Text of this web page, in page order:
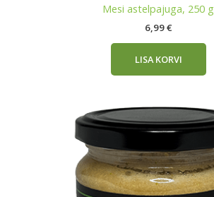
Mesi astelpajuga, 250 g
6,99€
LISA KORVI